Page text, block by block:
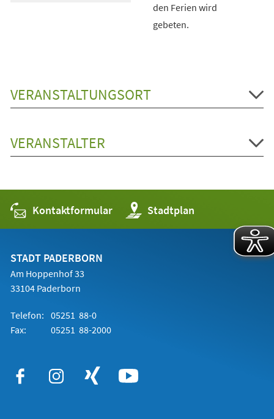
den Ferien wird
gebeten.
VERANSTALTUNGSORT
VERANSTALTER
Kontaktformular Stadtplan
(Öffnet
in
einem
STADT PADERBORN
Am Hoppenhof 33
33104 Paderborn
Telefon: 05251 88-0
Fax:
05251 88-2000